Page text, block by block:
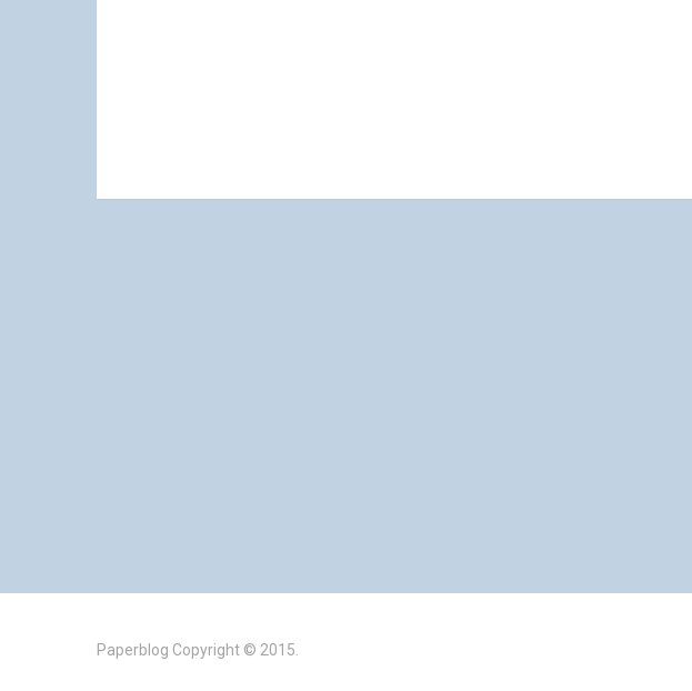
Paperblog Copyright © 2015.